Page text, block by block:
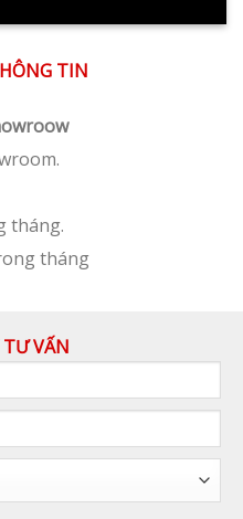
TIN
tháng.
tháng
VẤN